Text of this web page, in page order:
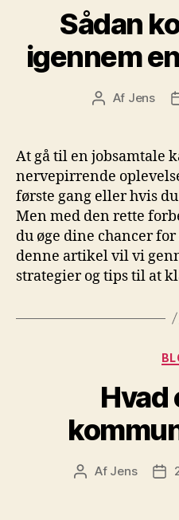
Sådan
igennem
Af Jens
At gå til en jobsamtale
nervepirrende
første gang eller hvis
Men med den rette
du øge dine chancer
denne artikel vil vi
strategier og tips til at
Hvad
Indlægsforfatter
Af Jens